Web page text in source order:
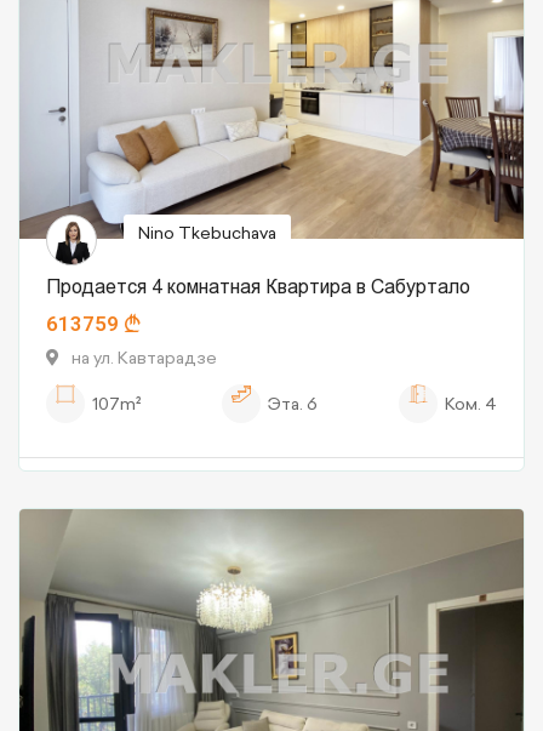
Nino Tkebuchava
Продается 4 комнатная Квартира в Сабуртало
613759
на ул. Кавтарадзе
107m²
Эта. 6 Ком. 4